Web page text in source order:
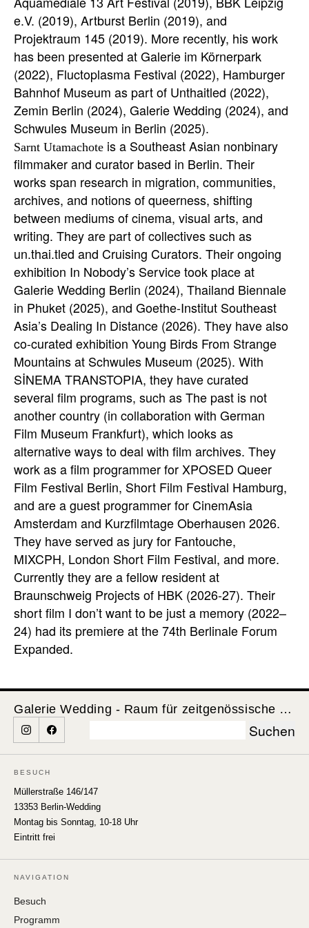
e.V. (2019), Artburst Berlin (2019), and
Projektraum 145 (2019). More recently, his work
has been presented at Galerie im Körnerpark
(2022), Fluctoplasma Festival (2022), Hamburger
Bahnhof Museum as part of Unthaitled (2022),
Zemin Berlin (2024), Galerie Wedding (2024), and
Sarnt Utamachote is a Southeast Asian nonbinary
filmmaker and curator based in Berlin. Their
works span research in migration, communities,
archives, and notions of queerness, shifting
between mediums of cinema, visual arts, and
writing. They are part of collectives such as
un.thai.tled and Cruising Curators. Their ongoing
exhibition In Nobody’s Servicetook place at
Galerie Wedding Berlin (2024), Thailand Biennale
in Phuket (2025), and Goethe-Institut Southeast
Asia’s Dealing In Distance (2026). They have also
co-curated exhibition Young Birds From Strange
Mountainsat Schwules Museum (2025). With
SİNEMA TRANSTOPIA, they have curated
several film programs, such asThe past is not
another country (in collaboration with German
Film Museum Frankfurt), which looks as
alternative ways to deal with film archives. They
work as a film programmer for XPOSED Queer
Film Festival Berlin, Short Film Festival Hamburg,
and are a guest programmer for CinemAsia
Amsterdam and Kurzfilmtage Oberhausen 2026.
They have served as jury for Fantouche,
MIXCPH, London Short Film Festival, and more.
Currently they are a fellow resident at
Braunschweig Projects of HBK (2026-27). Their
short film I don’t want to be just a memory (2022–
24) had its premiere at the 74th Berlinale Forum
Expanded.
Galerie Wedding - Raum für zeitgenössische Kunst
BESUCH
Müllerstraße 146/147
13353 Berlin-Wedding
Montag bis Sonntag, 10-18 Uhr
Eintritt frei
NAVIGATION
Besuch
Programm